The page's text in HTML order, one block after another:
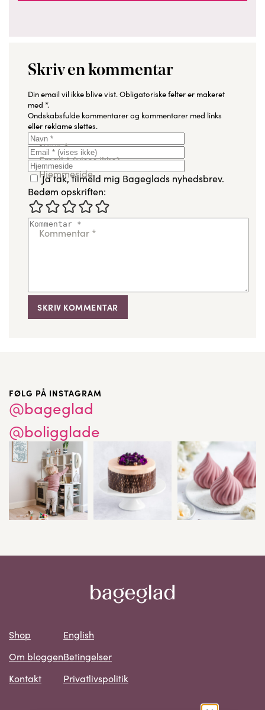
Skriv en kommentar
Din email vil ikke blive vist.Obligatoriske felter er makeret
med *.
Ondskabsfulde kommentarer og kommentarer med links
eller reklame slettes.
Navn*
Email*(vises ikke)
Hjemmeside
Ja tak, tilmeld mig Bageglads nyhedsbrev.
Bedøm opskriften:
Kommentar *
FØLG PÅ INSTAGRAM
@bageglad
@boligglade
Shop
Om bloggen
Kontakt
English
Betingelser
Privatlivspolitik